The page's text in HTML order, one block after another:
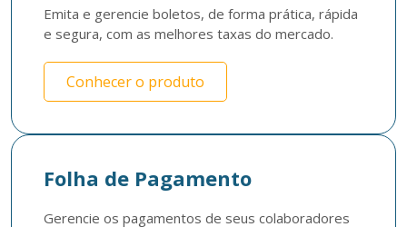
Emita e gerencie boletos, de forma prática, rápida
e segura, com as melhores taxas do mercado.
Conhecer o produto
Folha de Pagamento
Gerencie os pagamentos de seus colaboradores